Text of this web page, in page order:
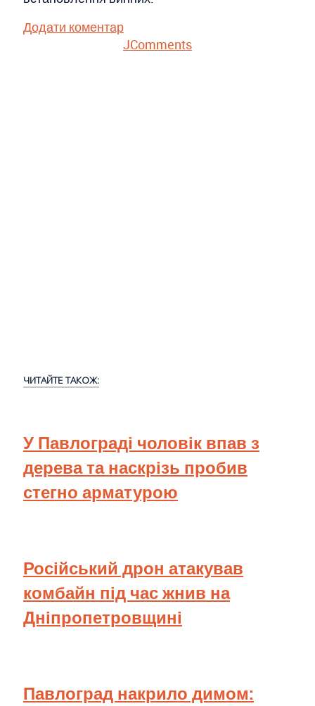
Додати коментар
JComments
ЧИТАЙТЕ ТАКОЖ:
У Павлограді чоловік впав з
дерева та наскрізь пробив
стегно арматурою
Російський дрон атакував
комбайн під час жнив на
Дніпропетровщині
Павлоград накрило димом: